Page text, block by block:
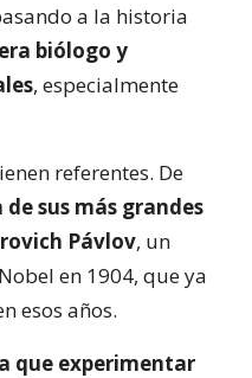
a la historia
era biólogo y
, especialmente
referentes. De
de sus más grandes
Pávlov, un
en 1904, que ya
esos años.
que experimentar